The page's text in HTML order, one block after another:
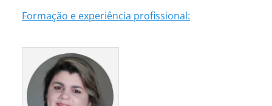
Formação e experiência profissional: